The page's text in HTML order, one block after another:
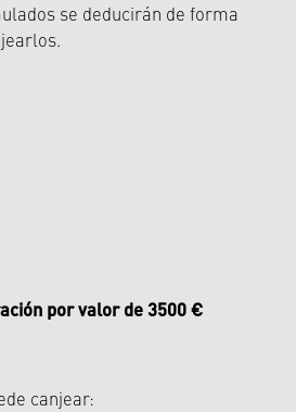
se deducirán de forma
por valor de 3500 €
canjear: